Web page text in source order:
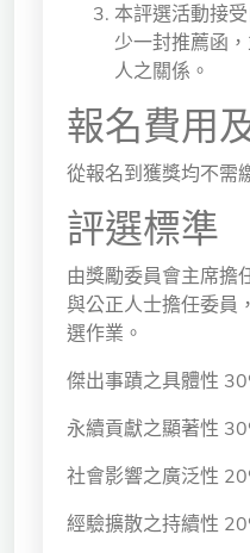
本評選活動接
少一封推薦函
人之關係。
報名費用
從報名到獲獎均不需
評選標準
由獎勵委員會主席擔
與公正人士擔任委員
選作業。
傑出事蹟之具體性
永續貢獻之顯著性
社會影響之廣泛性
經驗擴散之持續性